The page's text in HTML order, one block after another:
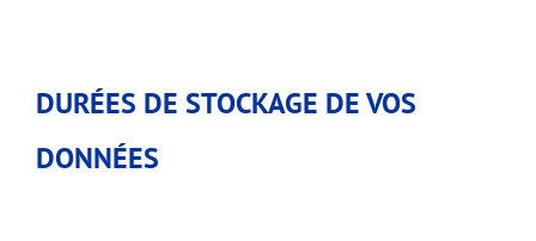
DURÉES DE STOCKAGE DE VOS
DONNÉES